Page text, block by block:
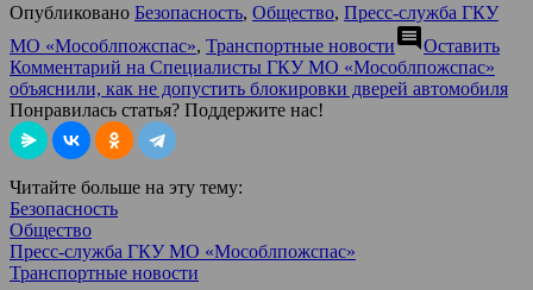
Опубликовано Безопасность, Общество, Пресс-служба ГКУ
МО «Мособлпожспас», Транспортные новостиcomment Оставить
Комментарий на Специалисты ГКУ МО «Мособлпожспас»
объяснили, как не допустить блокировки дверей автомобиля
Понравилась статья? Поддержите нас!
Читайте больше на эту тему:
Безопасность
Общество
Пресс-служба ГКУ МО «Мособлпожспас»
Транспортные новости